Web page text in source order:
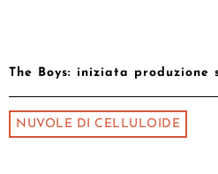
The Boys: iniziata
NUVOLE DI CELLULOIDE